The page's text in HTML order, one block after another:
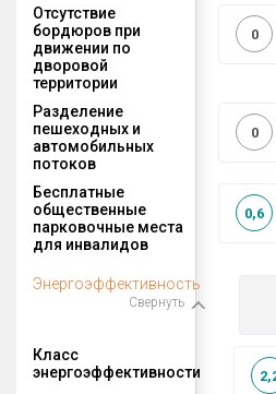
Отсутствие
бордюров при
движении по
дворовой
территории
0
Разделение
пешеходных и
автомобильных
потоков
0
Бесплатные
общественные
парковочные места
для инвалидов
0,6
Энергоэффективность
Свернуть
Класс
энергоэффективности